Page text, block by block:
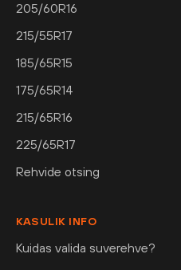
205/60R16
215/55R17
185/65R15
175/65R14
215/65R16
225/65R17
Rehvide otsing
KASULIK INFO
Kuidas valida suverehve?